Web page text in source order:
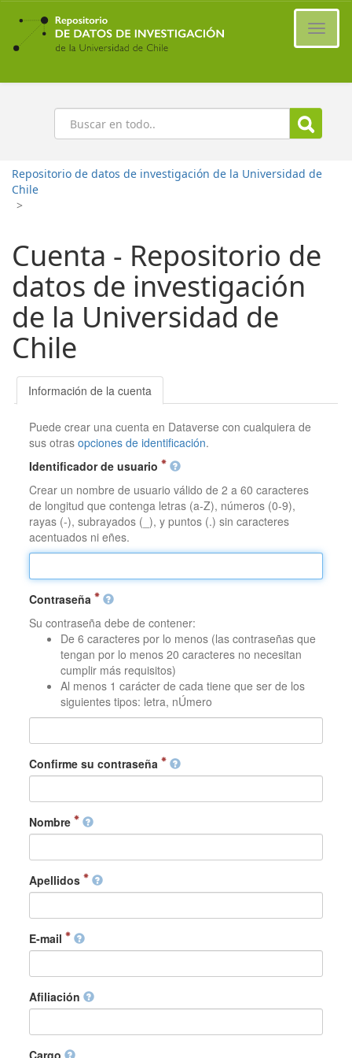
Ir
contenido
principal
Buscar
Repositorio de datos de investigación de la Universidad de
Chile
>
Cuenta - Repositorio de
datos de investigación
de la Universidad de
Chile
Información de la cuenta
Puede crear una cuenta en Dataverse con cualquiera de
sus otrasopciones de identificación.
Identificador de usuario
Crear un nombre de usuario válido de 2 a 60 caracteres
de longitud que contenga letras (a-Z), números (0-9),
rayas (-), subrayados (_), y puntos (.) sin caracteres
acentuados ni eñes.
Contraseña
Su contraseña debe de contener:
De 6 caracteres por lo menos (las contraseñas que
tengan por lo menos 20 caracteres no necesitan
cumplir más requisitos)
Al menos 1 carácter de cada tiene que ser de los
siguientes tipos: letra, nÚmero
Confirme su contraseña
Nombre
Apellidos
E-mail
Afiliación
Cargo